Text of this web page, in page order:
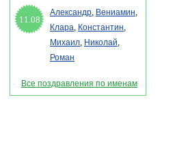
11.08
Александр, Вениамин,
Клара, Константин,
Михаил, Николай,
Роман
Все поздравления по именам